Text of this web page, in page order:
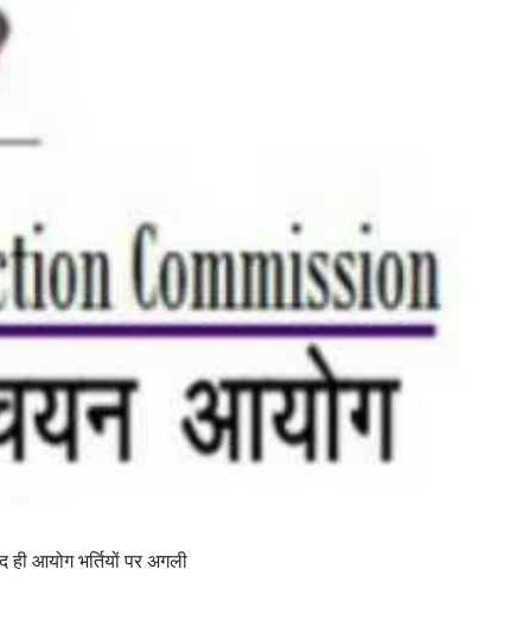
आयोग भर्तियों पर अगली